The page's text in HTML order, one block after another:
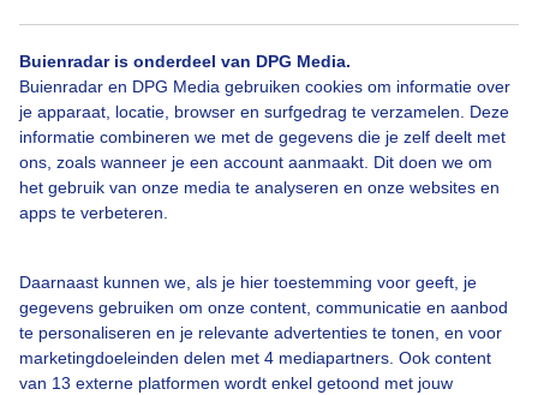
Buienradar is onderdeel van DPG Media.
Buienradar en DPG Media gebruiken cookies om informatie over
je apparaat, locatie, browser en surfgedrag te verzamelen. Deze
informatie combineren we met de gegevens die je zelf deelt met
ons, zoals wanneer je een account aanmaakt. Dit doen we om
het gebruik van onze media te analyseren en onze websites en
apps te verbeteren.
Daarnaast kunnen we, als je hier toestemming voor geeft, je
gegevens gebruiken om onze content, communicatie en aanbod
te personaliseren en je relevante advertenties te tonen, en voor
marketingdoeleinden delen met 4 mediapartners. Ook content
van 13 externe platformen wordt enkel getoond met jouw
Een moment geduld aub...
Over Buienradar
Bedrijfsgegevens